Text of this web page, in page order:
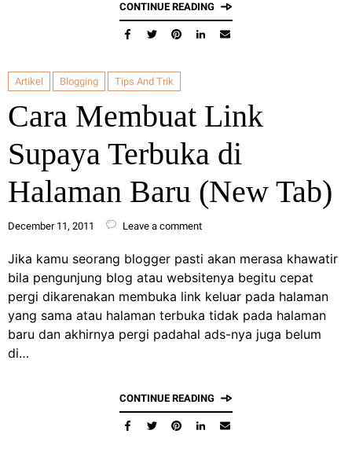
CONTINUE READING
Artikel Blogging Tips And Trik
Cara Membuat Link
Supaya Terbuka di
Halaman Baru (New Tab)
December 11, 2011 Leave a comment
Jika kamu seorang blogger pasti akan merasa khawatir
bila pengunjung blog atau websitenya begitu cepat
pergi dikarenakan membuka link keluar pada halaman
yang sama atau halaman terbuka tidak pada halaman
baru dan akhirnya pergi padahal ads-nya juga belum
di…
CONTINUE READING